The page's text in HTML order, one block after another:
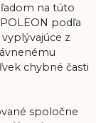
na túto
podľa
z
chybné časti
spoločne